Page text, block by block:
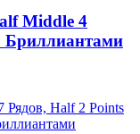
Middle 4
Бриллиантами